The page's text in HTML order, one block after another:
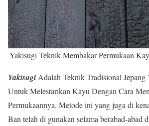
Yakisugi Teknik Membakar Permukaan
Yakisugi Adalah Teknik Tradisional
Untuk Melestarikan Kayu Dengan Cara
Permukaannya. Metode ini yang juga di
Ban telah di gunakan selama berabad-abad